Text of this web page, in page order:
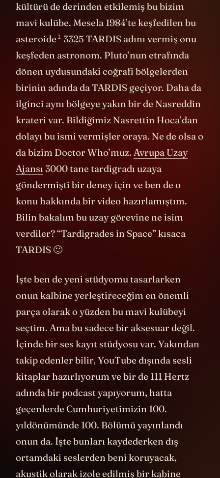
kültürü de derinden etkilemiş bu bizim
mavi kulübe. Mesela 1984’te keşfedilen bu
asteroide 1 3325 TARDIS adını vermiş onu
keşfeden astronom. Pluto’nun etrafında
dönen uydusundaki coğrafi bölgelerden
birinin adında da TARDIS geçiyor. Daha da
ilginci aynı bölgeye yakın bir de Nasreddin
krateri var. Bildiğimiz Nasrettin Hoca’dan
dolayı bu ismi vermişler oraya. Ne de olsa o
da bizim Doctor Who’muz. Avrupa Uzay
Ajansı 3000 tane tardigradı uzaya
göndermişti bir deney için ve ben de o
konu hakkında bir video hazırlamıştım.
Bilin bakalım bu uzay görevine ne isim
verdiler? “Tardigrades in Space” kısaca
TARDIS 🙂
İşte ben de yeni stüdyomu tasarlarken
onun kalbine yerleştireceğim en önemli
parça olarak o yüzden bu mavi kulübeyi
seçtim. Ama bu sadece bir aksesuar değil.
İçinde bir ses kayıt stüdyosu var. Yakından
takip edenler bilir, YouTube dışında sesli
kitaplar hazırlıyorum ve bir de 111 Hertz
adında bir podcast yapıyorum, hatta
geçenlerde Cumhuriyetimizin 100.
yıldönümünde 100. Bölümü yayınlandı
onun da. İşte bunları kaydederken dış
ortamdaki seslerden beni koruyacak,
akustik olarak izole edilmiş bir kabine